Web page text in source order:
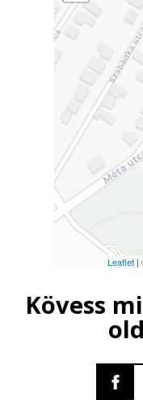
Leaflet|
Kövess